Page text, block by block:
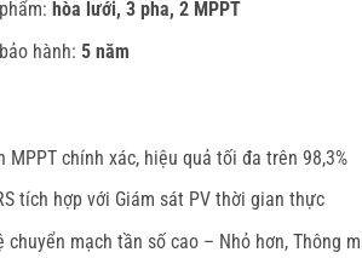
hòa lưới, 3 pha, 2 MPPT
hành: 5 năm
MPPT chính xác, hiệu quả tối đa trên 98,3%
tích hợp với Giám sát PV thời gian thực
chuyển mạch tần số cao – Nhỏ hơn, Thông